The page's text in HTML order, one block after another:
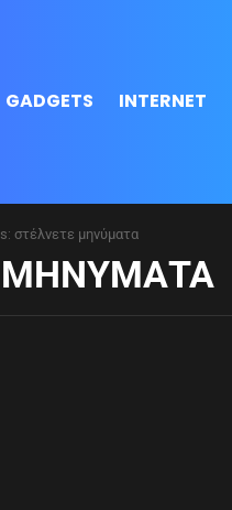
GADGETS INTERNET
στέλνετε μηνύματα
ΜΗΝΎΜΑΤΑ